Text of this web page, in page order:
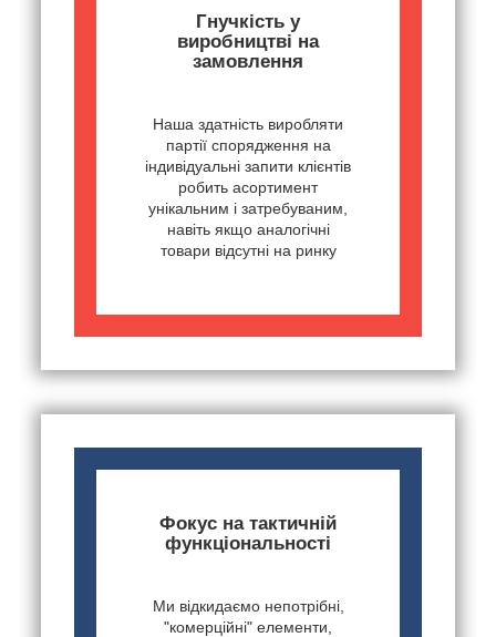
Гнучкість у
виробництві на
замовлення
Наша здатність виробляти
партії спорядження на
індивідуальні запити клієнтів
робить асортимент
унікальним і затребуваним,
навіть якщо аналогічні
товари відсутні на ринку
Фокус на тактичній
функціональності
Ми відкидаємо непотрібні,
"комерційні" елементи,